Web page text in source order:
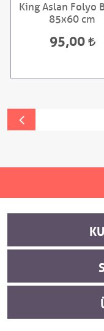
King Aslan Folyo
85x60 cm
95,00